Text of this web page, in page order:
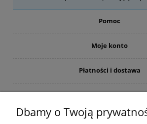
Pomoc
Moje konto
Płatności i dostawa
Informacje
Dbamy o Twoją